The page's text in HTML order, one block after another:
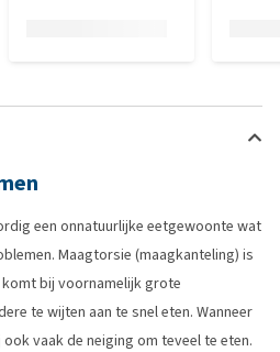
een onnatuurlijke eetgewoonte wat
Maagtorsie (maagkanteling) is
bij voornamelijk grote
te wijten aan te snel eten. Wanneer
vaak de neiging om teveel te eten.